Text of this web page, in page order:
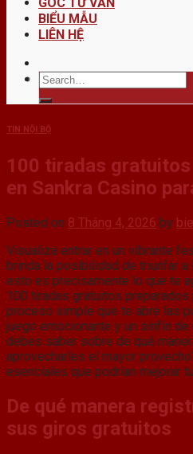
BIỂU MẪU
LIÊN HỆ
TIN NỘI BỘ
100 tiradas
en Sankra Casino
Posted on 8 Tháng 4, 2026 by
Visualiza entrar en un vibrante
brinda la posibilidad de triunfar a
esto es precisamente lo que te
100 tiradas gratuitos
proceso simple que te abre las
juego emocionante y un sinfín
debes saber sobre de qué
aprovecharles el mayor
esenciales que podrían mejorar
De qué manera
sus giros gratuitos